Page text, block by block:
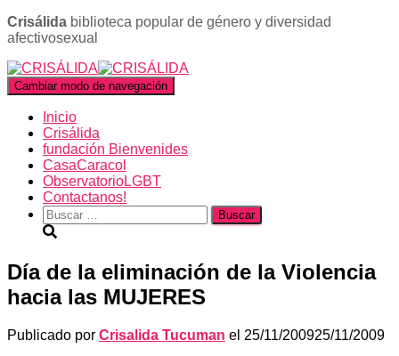
Crisálida biblioteca popular de género y diversidad
afectivosexual
Cambiar modo de navegación
Inicio
Crisálida
fundación Bienvenides
CasaCaracol
ObservatorioLGBT
Contactanos!
Buscar:
Día de la eliminación de la Violencia
hacia las MUJERES
Publicado por Crisalida Tucuman el 25/11/200925/11/2009